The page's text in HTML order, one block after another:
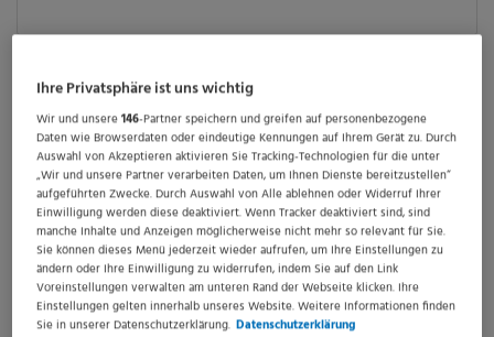
Facharzt Fuß- und Sprunggelenk
Chirurgie (w/m/d)
DasAGAPLESION DIAKONIEKLINIKUM HAMBURG
(DKH)ist ein modernes Krankenhaus mit 388 Betten
und einem breiten medizinischen Spektrum – von
Innerer Medizin, Allgemein-, Viszeral- und Minimal-
invasiver Chirurgie über Hand-, Fuß- und
Sprunggelenkchirurgie bis hin zu Orthopädie,
Ihre Privatsphäre ist uns wichtig
Wir und unsere146-Partner speichern und greifen auf personenbezogene
Daten wie Browserdaten oder eindeutige Kennungen auf Ihrem Gerät zu. Durch
Auswahl von Akzeptieren aktivieren Sie Tracking-Technologien für die unter
„Wir und unsere Partner verarbeiten Daten, um Ihnen Dienste bereitzustellen“
aufgeführten Zwecke. Durch Auswahl von Alle ablehnen oder Widerruf Ihrer
Einwilligung werden diese deaktiviert. Wenn Tracker deaktiviert sind, sind
manche Inhalte und Anzeigen möglicherweise nicht mehr so relevant für Sie.
Sie können dieses Menü jederzeit wieder aufrufen, um Ihre Einstellungen zu
ändern oder Ihre Einwilligung zu widerrufen, indem Sie auf den Link
Voreinstellungen verwalten am unteren Rand der Webseite klicken. Ihre
Einstellungen gelten innerhalb unseres Website. Weitere Informationen finden
Sie in unserer Datenschutzerklärung. Datenschutzerklärung